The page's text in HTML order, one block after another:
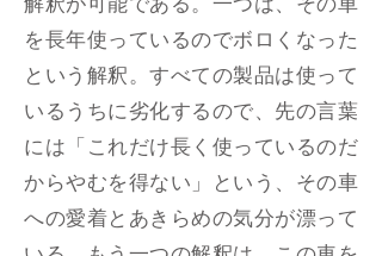
解釈が可能である。一つは、その車
を長年使っているのでボロくなった
という解釈。すべての製品は使って
いるうちに劣化するので、先の言葉
には「これだけ長く使っているのだ
からやむを得ない」という、その車
への愛着とあきらめの気分が漂って